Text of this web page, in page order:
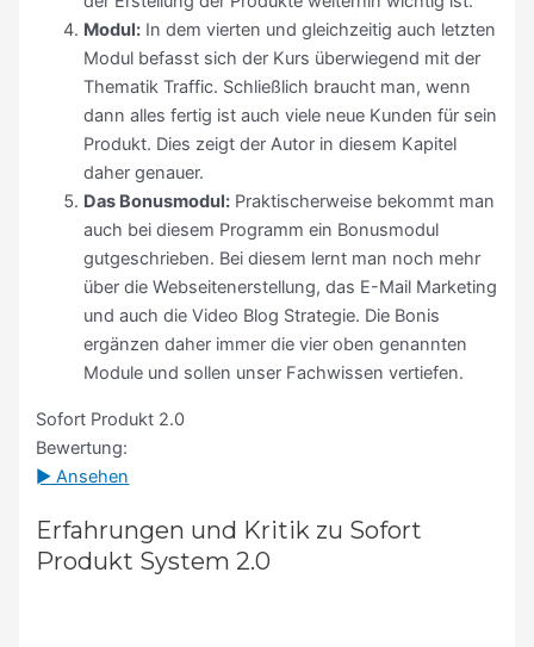
Modul: In dem vierten und gleichzeitig auch letzten
Modul befasst sich der Kurs überwiegend mit der
Thematik Traffic. Schließlich braucht man, wenn
dann alles fertig ist auch viele neue Kunden für sein
Produkt. Dies zeigt der Autor in diesem Kapitel
daher genauer.
Das Bonusmodul: Praktischerweise bekommt man
auch bei diesem Programm ein Bonusmodul
gutgeschrieben. Bei diesem lernt man noch mehr
über die Webseitenerstellung, das E-Mail Marketing
und auch die Video Blog Strategie. Die Bonis
ergänzen daher immer die vier oben genannten
Module und sollen unser Fachwissen vertiefen.
Sofort Produkt 2.0
Bewertung:
► Ansehen
Erfahrungen und Kritik zu Sofort
Produkt System 2.0